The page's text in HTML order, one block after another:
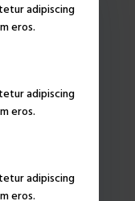
adipiscing
eros.
adipiscing
eros.
adipiscing
eros.